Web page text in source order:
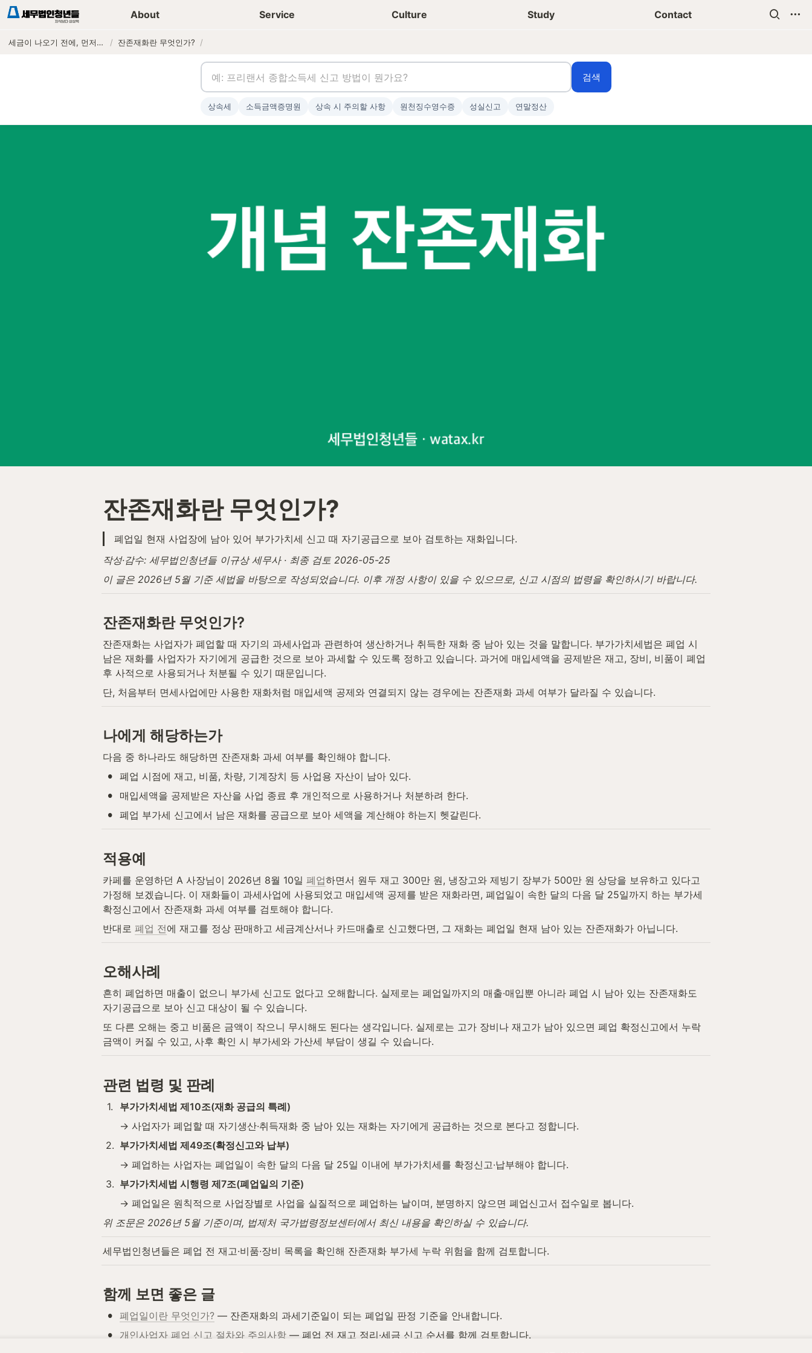
About Service Culture Study Contact
세금이 나오기 전에, 먼저 연락하는 세무법인 / 잔존재화란 무엇인가? /
세무가이드 콘텐츠 기장상담신청 청년들 일상
잔존재화란 무엇인가?
폐업일 현재 사업장에 남아 있어 부가가치세 신고 때 자기공급으로 보아 검토하는 재화입니다.
작성·감수: 세무법인청년들 이규상 세무사 · 최종 검토 2026-05-25
이 글은 2026년 5월 기준 세법을 바탕으로 작성되었습니다. 이후 개정 사항이 있을 수 있으므로, 신고 시점의 법령을 확인하시기 바랍니다.
잔존재화란 무엇인가?
잔존재화는 사업자가 폐업할 때 자기의 과세사업과 관련하여 생산하거나 취득한 재화 중 남아 있는 것을 말합니다. 부가가치세법은 폐업 시
남은 재화를 사업자가 자기에게 공급한 것으로 보아 과세할 수 있도록 정하고 있습니다. 과거에 매입세액을 공제받은 재고, 장비, 비품이 폐업
후 사적으로 사용되거나 처분될 수 있기 때문입니다.
단, 처음부터 면세사업에만 사용한 재화처럼 매입세액 공제와 연결되지 않는 경우에는 잔존재화 과세 여부가 달라질 수 있습니다.
나에게 해당하는가
다음 중 하나라도 해당하면 잔존재화 과세 여부를 확인해야 합니다.
• 폐업 시점에 재고, 비품, 차량, 기계장치 등 사업용 자산이 남아 있다.
• 매입세액을 공제받은 자산을 사업 종료 후 개인적으로 사용하거나 처분하려 한다.
• 폐업 부가세 신고에서 남은 재화를 공급으로 보아 세액을 계산해야 하는지 헷갈린다.
적용예
카페를 운영하던 A 사장님이 2026년 8월 10일 폐업하면서 원두 재고 300만 원, 냉장고와 제빙기 장부가 500만 원 상당을 보유하고 있다고
가정해 보겠습니다. 이 재화들이 과세사업에 사용되었고 매입세액 공제를 받은 재화라면, 폐업일이 속한 달의 다음 달 25일까지 하는 부가세
확정신고에서 잔존재화 과세 여부를 검토해야 합니다.
반대로 폐업 전에 재고를 정상 판매하고 세금계산서나 카드매출로 신고했다면, 그 재화는 폐업일 현재 남아 있는 잔존재화가 아닙니다.
오해사례
흔히 폐업하면 매출이 없으니 부가세 신고도 없다고 오해합니다. 실제로는 폐업일까지의 매출·매입뿐 아니라 폐업 시 남아 있는 잔존재화도
자기공급으로 보아 신고 대상이 될 수 있습니다.
또 다른 오해는 중고 비품은 금액이 작으니 무시해도 된다는 생각입니다. 실제로는 고가 장비나 재고가 남아 있으면 폐업 확정신고에서 누락
금액이 커질 수 있고, 사후 확인 시 부가세와 가산세 부담이 생길 수 있습니다.
관련 법령 및 판례
1.
부가가치세법 제10조(재화 공급의 특례)
→ 사업자가 폐업할 때 자기생산·취득재화 중 남아 있는 재화는 자기에게 공급하는 것으로 본다고 정합니다.
2. 부가가치세법 제49조(확정신고와 납부)
→ 폐업하는 사업자는 폐업일이 속한 달의 다음 달 25일 이내에 부가가치세를 확정신고·납부해야 합니다.
3. 부가가치세법 시행령 제7조(폐업일의 기준)
→ 폐업일은 원칙적으로 사업장별로 사업을 실질적으로 폐업하는 날이며, 분명하지 않으면 폐업신고서 접수일로 봅니다.
위 조문은 2026년 5월 기준이며, 법제처 국가법령정보센터에서 최신 내용을 확인하실 수 있습니다.
세무법인청년들은 폐업 전 재고·비품·장비 목록을 확인해 잔존재화 부가세 누락 위험을 함께 검토합니다.
함께 보면 좋은 글
• 폐업일이란 무엇인가? — 잔존재화의 과세기준일이 되는 폐업일 판정 기준을 안내합니다.
• 개인사업자 폐업 신고 절차와 주의사항 — 폐업 전 재고 정리·세금 신고 순서를 함께 검토합니다.
검색
상속세 소득금액증명원 상속 시 주의할 사항 원천징수영수증 성실신고 연말정산